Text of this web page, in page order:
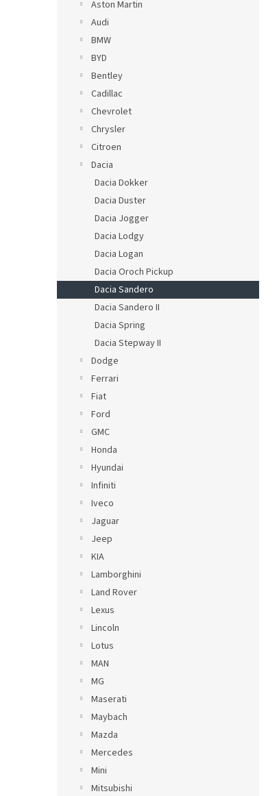
Aston Martin
Audi
BMW
BYD
Bentley
Cadillac
Chevrolet
Chrysler
Citroen
Dacia
Dacia Dokker
Dacia Duster
Dacia Jogger
Dacia Lodgy
Dacia Logan
Dacia Oroch Pickup
Dacia Sandero
Dacia Sandero II
Dacia Spring
Dacia Stepway II
Dodge
Ferrari
Fiat
Ford
GMC
Honda
Hyundai
Infiniti
Iveco
Jaguar
Jeep
KIA
Lamborghini
Land Rover
Lexus
Lincoln
Lotus
MAN
MG
Maserati
Maybach
Mazda
Mercedes
Mini
Mitsubishi